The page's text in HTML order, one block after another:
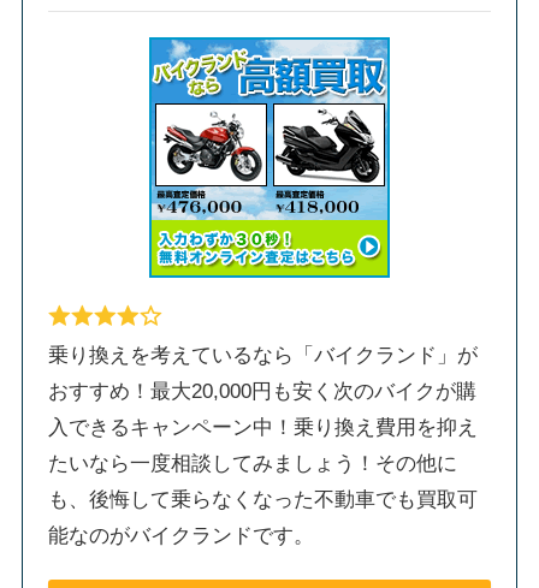
乗り換えを考えているなら「バイクランド」が
おすすめ！最大20,000円も安く次のバイクが購
入できるキャンペーン中！乗り換え費用を抑え
たいなら一度相談してみましょう！その他に
も、後悔して乗らなくなった不動車でも買取可
能なのがバイクランドです。